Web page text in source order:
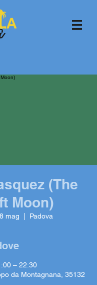
(The
Moon)
mag Padova
– 22:30
da Montagnana, 35132